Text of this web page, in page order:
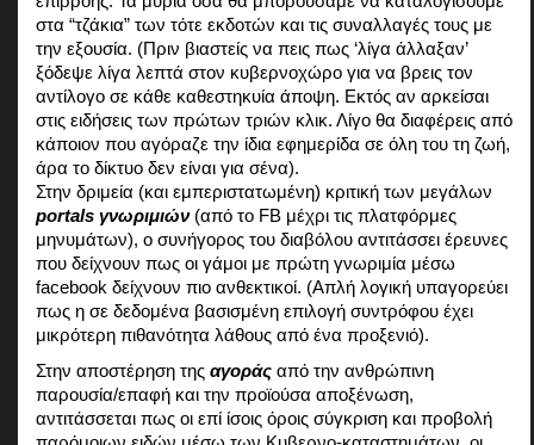
στα “τζάκια” των τότε εκδοτών και τις συναλλαγές τους με
την εξουσία. (Πριν βιαστείς να πεις πως ‘λίγα άλλαξαν’
ξόδεψε λίγα λεπτά στον κυβερνοχώρο για να βρεις τον
αντίλογο σε κάθε καθεστηκυία άποψη. Εκτός αν αρκείσαι
στις ειδήσεις των πρώτων τριών κλικ. Λίγο θα διαφέρεις από
κάποιον που αγόραζε την ίδια εφημερίδα σε όλη του τη ζωή,
άρα το δίκτυο δεν είναι για σένα).
portals γνωριμιών (από το FB μέχρι τις πλατφόρμες
μηνυμάτων), ο συνήγορος του διαβόλου αντιτάσσει έρευνες
που δείχνουν πως οι γάμοι με πρώτη γνωριμία μέσω
facebook δείχνουν πιο ανθεκτικοί. (Απλή λογική υπαγορεύει
πως η σε δεδομένα βασισμένη επιλογή συντρόφου έχει
μικρότερη πιθανότητα λάθους από ένα προξενιό).
Στην αποστέρηση της αγοράς από την ανθρώπινη
παρουσία/επαφή και την προϊούσα αποξένωση,
αντιτάσσεται πως οι επί ίσοις όροις σύγκριση και προβολή